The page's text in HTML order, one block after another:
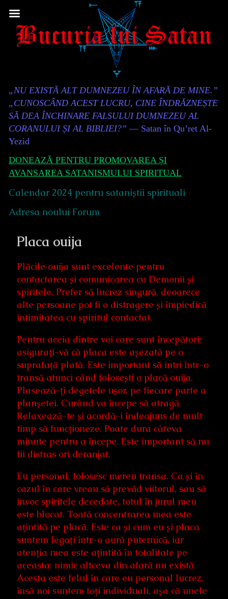
to
Content
Header
„NU EXISTĂ ALT DUMNEZEU ÎN AFARĂ DE MINE.”
„CUNOSCÂND ACEST LUCRU, CINE ÎNDRĂZNEȘTE
SĂ DEA ÎNCHINARE FALSULUI DUMNEZEU AL
CORANULUI ȘI AL BIBLIEI?” — Satan în Qu’ret Al-
Yezid
DONEAZĂ PENTRU PROMOVAREA ȘI
AVANSAREA SATANISMULUI SPIRITUAL
Calendar 2024 pentru sataniștii spirituali
Adresa noului Forum
Placa ouija
Plăcile ouija sunt excelente pentru
contactarea și comunicarea cu Demonii și
spiritele. Prefer să lucrez singură, deoarece
alte persoane pot fi o distragere și împiedică
intimitatea cu spiritul contactat.
Pentru aceia dintre voi care sunt începători:
asigurați-vă că placa este așezată pe o
suprafață plată. Este important să intri într-o
transă atunci când folosești o placă ouija.
Plasează-ți degetele ușor, pe fiecare parte a
planșetei. Curând va începe să atragă.
Relaxează-te și acordă-i îndeajuns de mult
timp să funcționeze. Poate dura câteva
minute pentru a începe. Este important să nu
fii distras ori deranjat.
Eu personal, folosesc mereu transa. Ca și în
cazul în care vreau să prevăd viitorul, sau să
invoc spiritele decedate, totul în jurul meu
este blocat. Toată concentrarea mea este
ațintită pe placă. Este ca și cum eu și placa
suntem legați într-o aură puternică, iar
atenția mea este ațintită în totalitate pe
aceasta: nimic altceva din afară nu există.
Acesta este felul în care eu personal lucrez,
însă noi suntem toți individuali, așa că unele